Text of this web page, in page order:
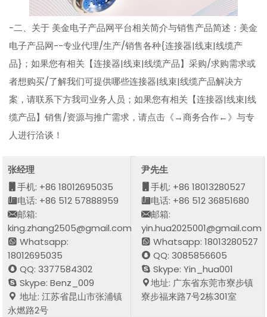
-二、关于 美金电子产品网平台相关简介与销售产品简述：美金
电子产品网--专业代理/生产/销售各种{连接器|线束|线缆产
品}；如果您有相关【连接器|线束|线缆产品】采购/求购需求或
者想购买/了解我们可提供哪些连接器|线束|线缆产品解决方
案，请联系下方我司业务人员；如果您有相关【连接器|线束|线
缆产品】销售/资源与推广需求，请点击《→商务合作←》与专
人进行洽谈！
张经理
手机: +86 18012695035
电话: +86 512 57888959
邮箱:
king.zhang2505@gmail.com
Whatsapp:
18012695035
QQ: 3377584302
Skype: Benz_009
地址: 江苏省昆山市张浦镇
永燃路2号
尹先生
手机: +86 18013280527
电话: +86 512 36851680
邮箱:
yin.hua2025001@gmail.com
Whatsapp: 18013280527
QQ: 3085856605
Skype: Yin_hua001
地址: 广东省东莞市寮步镇
寮步福来路7号2栋301室